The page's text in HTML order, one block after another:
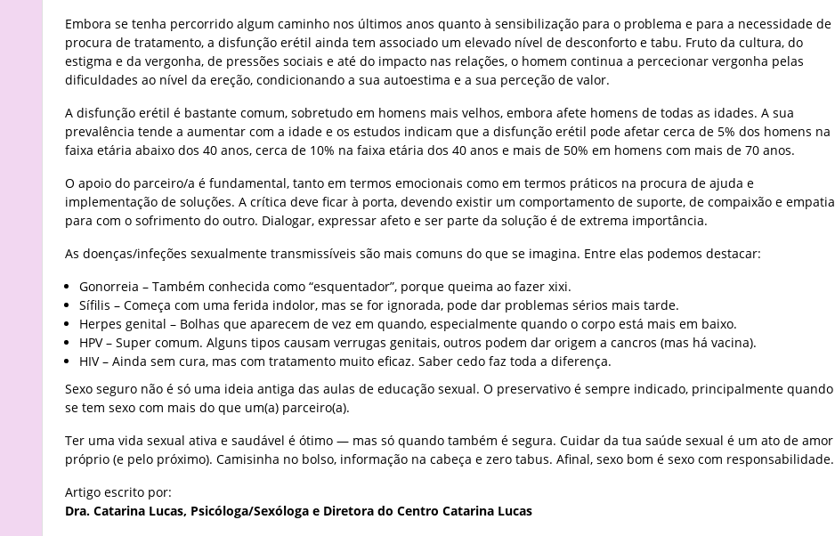
Embora se tenha percorrido algum caminho nos últimos anos quanto à sensibilização para o problema e para a necessidade de
procura de tratamento, a disfunção erétil ainda tem associado um elevado nível de desconforto e tabu. Fruto da cultura, do
estigma e da vergonha, de pressões sociais e até do impacto nas relações, o homem continua a percecionar vergonha pelas
dificuldades ao nível da ereção, condicionando a sua autoestima e a sua perceção de valor.
A disfunção erétil é bastante comum, sobretudo em homens mais velhos, embora afete homens de todas as idades. A sua
prevalência tende a aumentar com a idade e os estudos indicam que a disfunção erétil pode afetar cerca de 5% dos homens na
faixa etária abaixo dos 40 anos, cerca de 10% na faixa etária dos 40 anos e mais de 50% em homens com mais de 70 anos.
O apoio do parceiro/a é fundamental, tanto em termos emocionais como em termos práticos na procura de ajuda e
implementação de soluções. A crítica deve ficar à porta, devendo existir um comportamento de suporte, de compaixão e empatia
para com o sofrimento do outro. Dialogar, expressar afeto e ser parte da solução é de extrema importância.
As doenças/infeções sexualmente transmissíveis são mais comuns do que se imagina. Entre elas podemos destacar:
Gonorreia – Também conhecida como “esquentador”, porque queima ao fazer xixi.
Sífilis – Começa com uma ferida indolor, mas se for ignorada, pode dar problemas sérios mais tarde.
Herpes genital – Bolhas que aparecem de vez em quando, especialmente quando o corpo está mais em baixo.
HPV – Super comum. Alguns tipos causam verrugas genitais, outros podem dar origem a cancros (mas há vacina).
HIV – Ainda sem cura, mas com tratamento muito eficaz. Saber cedo faz toda a diferença.
Sexo seguro não é só uma ideia antiga das aulas de educação sexual. O preservativo é sempre indicado, principalmente quando
se tem sexo com mais do que um(a) parceiro(a).
Ter uma vida sexual ativa e saudável é ótimo — mas só quando também é segura. Cuidar da tua saúde sexual é um ato de amor
próprio (e pelo próximo). Camisinha no bolso, informação na cabeça e zero tabus. Afinal, sexo bom é sexo com responsabilidade.
Artigo escrito por:
Dra. Catarina Lucas, Psicóloga/Sexóloga e Diretora do Centro Catarina Lucas